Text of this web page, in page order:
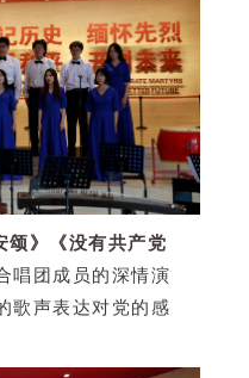
颂》《没有共产党
唱团成员的深情演
歌声表达对党的感